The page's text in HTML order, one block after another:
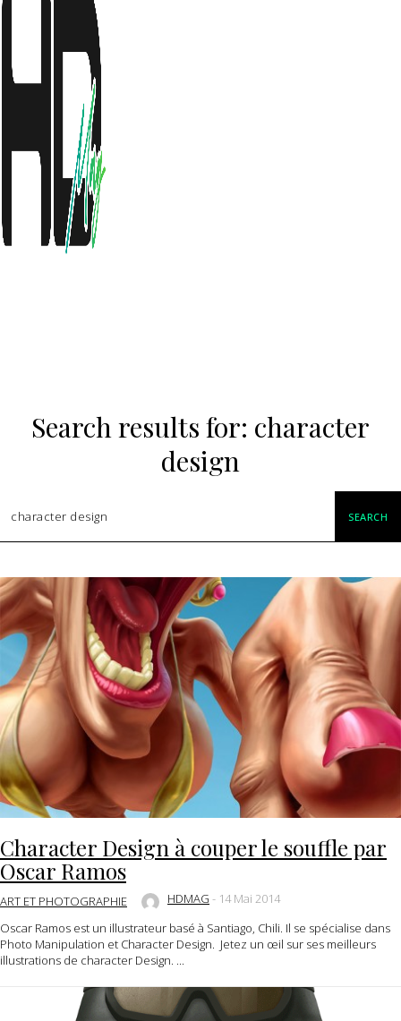
Search results for: character
design
SEARCH
Character Design à couper le souffle par
Oscar Ramos
ART ET PHOTOGRAPHIE HDMAG - 14 Mai 2014
Oscar Ramos est un illustrateur basé à Santiago, Chili. Il se spécialise dans
Photo Manipulation et Character Design. Jetez un œil sur ses meilleurs
illustrations de character Design. ...